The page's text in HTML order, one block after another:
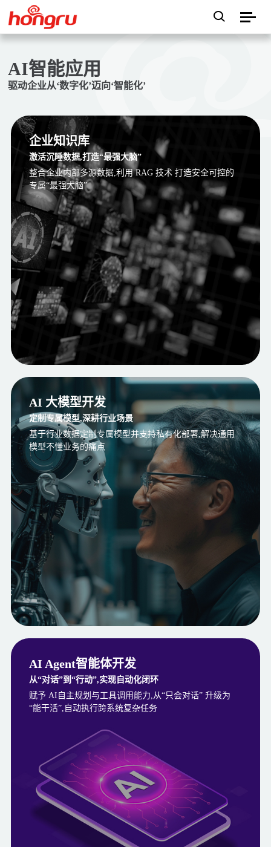
AI智能应用
驱动企业从‘数字化’迈向‘智能化’
企业知识库
激活沉睡数据,打造“最强大脑”
整合企业内部多源数据,利用 RAG 技术 打造安全可控的
专属“最强大脑”
AI 大模型开发
定制专属模型,深耕行业场景
基于行业数据定制专属模型并支持私有化部署,解决通用
模型不懂业务的痛点
AI Agent智能体开发
从“对话”到“行动”,实现自动化闭环
赋予 AI自主规划与工具调用能力,从“只会对话” 升级为
“能干活”,自动执行跨系统复杂任务